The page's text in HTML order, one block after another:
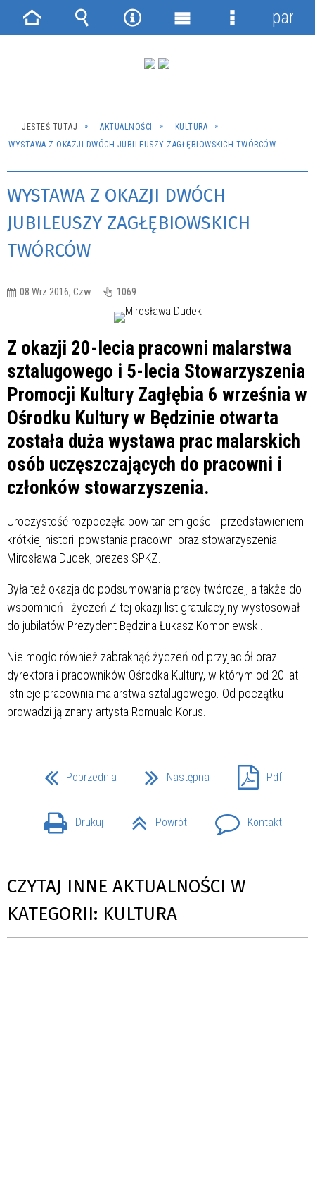
JESTEŚ TUTAJ AKTUALNOŚCI
KULTURA
WYSTAWA Z OKAZJI DWÓCH JUBILEUSZY ZAGŁĘBIOWSKICH TWÓRCÓW
WYSTAWA Z OKAZJI DWÓCH
JUBILEUSZY ZAGŁĘBIOWSKICH
TWÓRCÓW
08 Wrz 2016, Czw 1069
Z okazji 20-lecia pracowni malarstwa
sztalugowego i 5-lecia Stowarzyszenia
Promocji Kultury Zagłębia 6 września w
Ośrodku Kultury w Będzinie otwarta
została duża wystawa prac malarskich
osób uczęszczających do pracowni i
członków stowarzyszenia.
Uroczystość rozpoczęła powitaniem gości i przedstawieniem
krótkiej historii powstania pracowni oraz stowarzyszenia
Mirosława Dudek, prezes SPKZ.
Była też okazja do podsumowania pracy twórczej, a także do
wspomnień i życzeń.Z tej okazji list gratulacyjny wystosował
do jubilatów Prezydent Będzina Łukasz Komoniewski.
Nie mogło również zabraknąć życzeń od przyjaciół oraz
dyrektora i pracowników Ośrodka Kultury, w którym od 20 lat
istnieje pracownia malarstwa sztalugowego. Od początku
prowadzi ją znany artysta Romuald Korus.
Poprzednia Następna Pdf
Drukuj Powrót Kontakt
CZYTAJ INNE AKTUALNOŚCI W
KATEGORII: KULTURA
Strona Wyszukiwarka
NarzędziaMenu
Menu
panel